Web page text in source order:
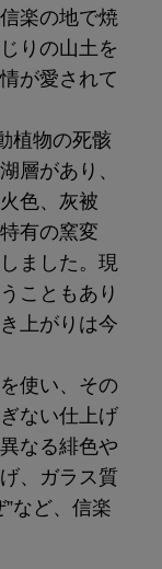
楽の地で焼
りの山土を
が愛されて
植物の死骸
層があり、
色、灰被
有の窯変
ました。現
こともあり
上がりは今
使い、その
ない仕上げ
なる緋色や
、ガラス質
など、信楽